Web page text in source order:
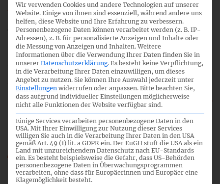
4
08:00
IASB Review for Information - PiR IFRS 10, IFRS
11, and IFRS 12
99_04_IFRS-FA_PiR_IFRS10-12_CN.pdf
99_IFRS-FA_TOP_04.mp3
Wir verwenden Cookies und andere Technologien auf unserer
Website. Einige von ihnen sind essenziell, während andere uns
helfen, diese Website und Ihre Erfahrung zu verbessern.
Personenbezogene Daten können verarbeitet werden (z. B. IP-
Adressen), z. B. für personalisierte Anzeigen und Inhalte oder
die Messung von Anzeigen und Inhalten. Weitere
Informationen über die Verwendung Ihrer Daten finden Sie in
unserer Datenschutzerklärung. Es besteht keine Verpflichtung,
in die Verarbeitung Ihrer Daten einzuwilligen, um dieses
Angebot zu nutzen. Sie können Ihre Auswahl jederzeit unter
Einstellungen widerrufen oder anpassen. Bitte beachten Sie,
dass aufgrund individueller Einstellungen möglicherweise
nicht alle Funktionen der Website verfügbar sind.
Einige Services verarbeiten personenbezogene Daten in den
USA. Mit Ihrer Einwilligung zur Nutzung dieser Services
willigen Sie auch in die Verarbeitung Ihrer Daten in den USA
gemäß Art. 49 (1) lit. a GDPR ein. Der EuGH stuft die USA als ein
Land mit unzureichendem Datenschutz nach EU-Standards
ein. Es besteht beispielsweise die Gefahr, dass US-Behörden
personenbezogene Daten in Überwachungsprogrammen
verarbeiten, ohne dass für Europäerinnen und Europäer eine
Klagemöglichkeit besteht.